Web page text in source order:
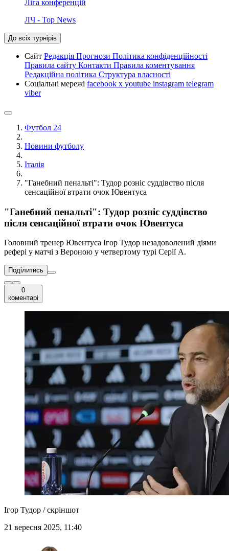
Ліга конференцій
ЛЧ - Top News
До всіх турнірів
Сайт Редакція Прогнози Політика конфіденційності
Правила сайту Контакти Правила коментування
Редакційна політика Структура власності
Соціальні мережі facebook x youtube instagram telegram
viber
Футбол 24
Новини футболу
Італія
"Ганебний пенальті": Тудор розніс суддівство після
сенсаційної втрати очок Ювентуса
"Ганебний пенальті": Тудор розніс суддівство
після сенсаційної втрати очок Ювентуса
Головний тренер Ювентуса Ігор Тудор незадоволений діями
рефері у матчі з Вероною у четвертому турі Серії А.
Поділитись
0
коментарі
Ігор Тудор / скріншот
21 вересня 2025, 11:40